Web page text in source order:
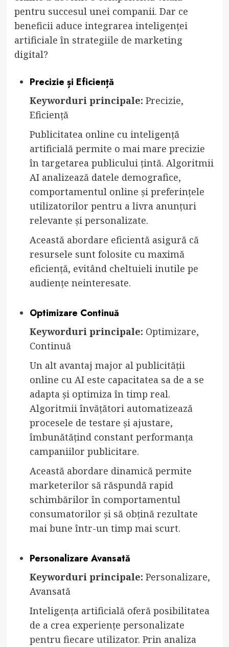
pentru succesul unei companii. Dar ce
beneficii aduce integrarea inteligenței
artificiale în strategiile de marketing
digital?
Precizie și Eficiență
Keyworduri principale: Precizie,
Eficiență
Publicitatea online cu inteligență
artificială permite o mai mare precizie
în targetarea publicului țintă. Algoritmii
AI analizează datele demografice,
comportamentul online și preferințele
utilizatorilor pentru a livra anunțuri
relevante și personalizate.
Această abordare eficientă asigură că
resursele sunt folosite cu maximă
eficiență, evitând cheltuieli inutile pe
audiențe neinteresate.
Optimizare Continuă
Keyworduri principale: Optimizare,
Continuă
Un alt avantaj major al publicității
online cu AI este capacitatea sa de a se
adapta și optimiza în timp real.
Algoritmii învățători automatizează
procesele de testare și ajustare,
îmbunătățind constant performanța
campaniilor publicitare.
Această abordare dinamică permite
marketerilor să răspundă rapid
schimbărilor în comportamentul
consumatorilor și să obțină rezultate
mai bune într-un timp mai scurt.
Personalizare Avansată
Keyworduri principale: Personalizare,
Avansată
Inteligența artificială oferă posibilitatea
de a crea experiențe personalizate
pentru fiecare utilizator. Prin analiza